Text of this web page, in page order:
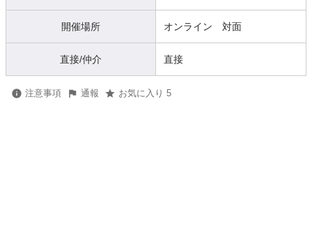
開催場所 オンライン 対面
直接/仲介 直接
注意事項 通報 お気に入り 5